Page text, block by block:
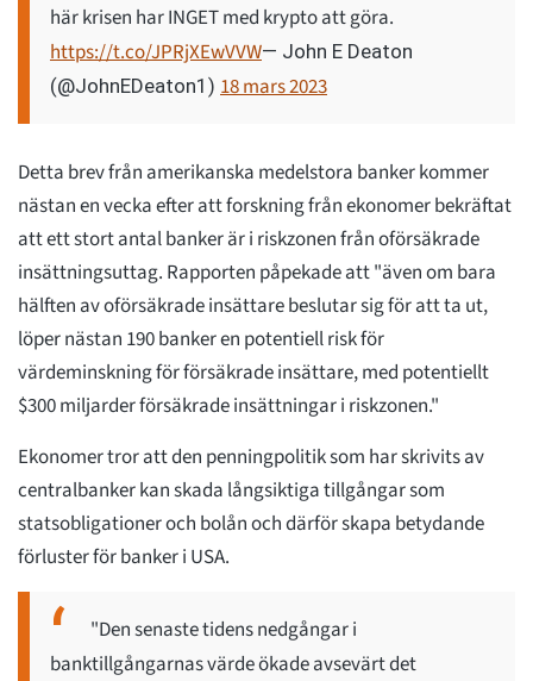
här krisen har INGET med krypto att göra.
https://t.co/JPRjXEwVVW— John E Deaton
(@JohnEDeaton1) 18 mars 2023
Detta brev från amerikanska medelstora banker kommer
nästan en vecka efter att forskning från ekonomer bekräftat
att ett stort antal banker är i riskzonen från oförsäkrade
insättningsuttag. Rapporten påpekade att "även om bara
hälften av oförsäkrade insättare beslutar sig för att ta ut,
löper nästan 190 banker en potentiell risk för
värdeminskning för försäkrade insättare, med potentiellt
$300 miljarder försäkrade insättningar i riskzonen."
Ekonomer tror att den penningpolitik som har skrivits av
centralbanker kan skada långsiktiga tillgångar som
statsobligationer och bolån och därför skapa betydande
förluster för banker i USA.
"Den senaste tidens nedgångar i
banktillgångarnas värde ökade avsevärt det